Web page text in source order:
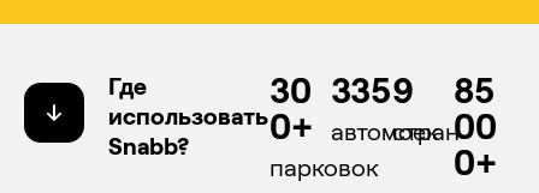
Где
использовать
Snabb?
30
0+
парковок
335
автомоек
9
стран
85
00
0+